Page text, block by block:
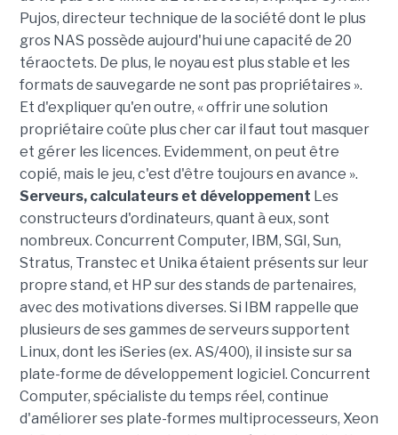
Pujos, directeur technique de la société dont le plus
gros NAS possède aujourd'hui une capacité de 20
téraoctets. De plus, le noyau est plus stable et les
formats de sauvegarde ne sont pas propriétaires ».
Et d'expliquer qu'en outre, « offrir une solution
propriétaire coûte plus cher car il faut tout masquer
et gérer les licences. Evidemment, on peut être
copié, mais le jeu, c'est d'être toujours en avance ».
Serveurs, calculateurs et développement Les
constructeurs d'ordinateurs, quant à eux, sont
nombreux. Concurrent Computer, IBM, SGI, Sun,
Stratus, Transtec et Unika étaient présents sur leur
propre stand, et HP sur des stands de partenaires,
avec des motivations diverses. Si IBM rappelle que
plusieurs de ses gammes de serveurs supportent
Linux, dont les iSeries (ex. AS/400), il insiste sur sa
plate-forme de développement logiciel. Concurrent
Computer, spécialiste du temps réel, continue
d'améliorer ses plate-formes multiprocesseurs, Xeon